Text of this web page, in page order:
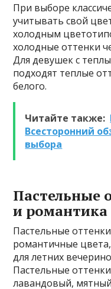
При выборе
учитывать свой
холодным
холодные оттенки
Для девушек с
подходят теплые
белого.
Читайте также:
Всесторонний
выбора
Пастельные
и романтика
Пастельные
романтичные
для летних
Пастельные
лавандовый,